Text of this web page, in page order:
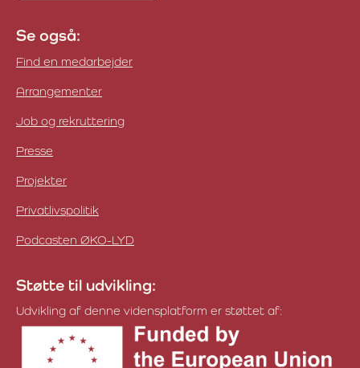
Se også:
Find en medarbejder
Arrangementer
Job og rekruttering
Presse
Projekter
Privatlivspolitik
Podcasten ØKO-LYD
Støtte til udvikling:
Udvikling af denne vidensplatform er støttet af: